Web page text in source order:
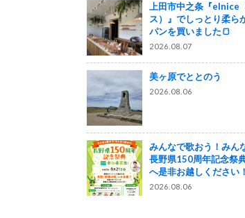
上田市中之条『elnice
ス）』でしっとり柔ら
パンを買いました🍞
2026.08.07
美ヶ原でととのう
2026.08.06
みんなで歌おう！みん
長野県150周年記念祭
へ是非お越しください！
2026.08.06